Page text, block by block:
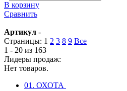
В корзину
Сравнить
Артикул -
Страницы: 1 2 3 8 9 Все
1 - 20 из 163
Лидеры продаж:
Нет товаров.
01. ОХОТА